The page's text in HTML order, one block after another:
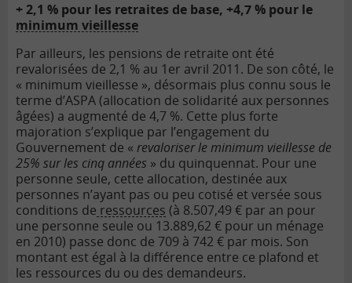
+ 2,1 % pour les retraites de base, +4,7 % pour le
minimum vieillesse
Par ailleurs, les pensions de retraite ont été
revalorisées de 2,1 % au 1er avril 2011. De son côté, le
« minimum vieillesse », désormais plus connu sous le
terme d’ASPA (allocation de solidarité aux personnes
âgées) a augmenté de 4,7 %. Cette plus forte
majoration s’explique par l’engagement du
Gouvernement de « revaloriser le minimum vieillesse de
25% sur les cinq années » du quinquennat. Pour une
personne seule, cette allocation, destinée aux
personnes n’ayant pas ou peu cotisé et versée sous
conditions de ressources (à 8.507,49 € par an pour
une personne seule ou 13.889,62 € pour un ménage
en 2010) passe donc de 709 à 742 € par mois. Son
montant est égal à la différence entre ce plafond et
les ressources du ou des demandeurs.